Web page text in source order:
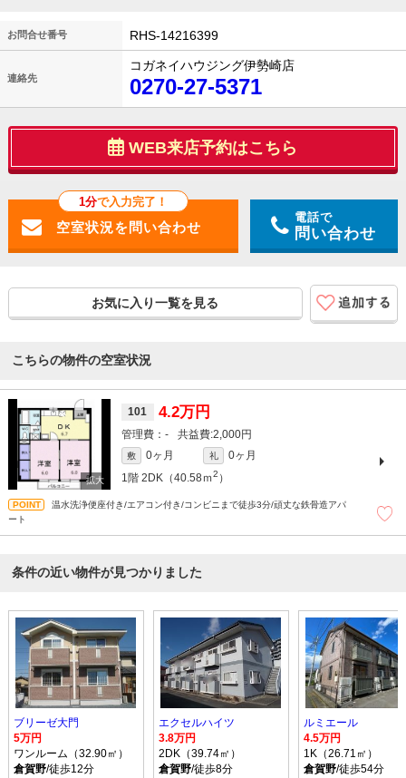
お問合せ番号 RHS-14216399
連絡先
コガネイハウジング伊勢崎店
0270-27-5371
WEB来店予約はこちら
1分で入力完了！
電話で
問い合わせ
お気に入り一覧を見る
こちらの物件の空室状況
101 4.2万円
- 2,000円
敷 0ヶ月 礼
0ヶ月
1階 2DK（40.58ｍ2 ）
温水洗浄便座付き/エアコン付き/コンビニまで徒歩3分/頑丈な鉄骨造アパ
ート
条件の近い物件が見つかりました
ブリーゼ大門
5万円
ワンルーム（32.90㎡）
倉賀野/徒歩12分
エクセルハイツ
3.8万円
2DK（39.74㎡）
倉賀野/徒歩8分
ルミエール
4.5万円
1K（26.71㎡）
倉賀野/徒歩54分